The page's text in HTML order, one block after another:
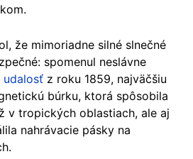
že mimoriadne silné slnečné
spomenul neslávne
udalosť z roku 1859, najväčšiu
búrku, ktorá spôsobila
v tropických oblastiach, ale aj
nahrávacie pásky na